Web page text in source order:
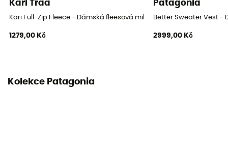
Kari Traa
Kari Full-Zip Fleece - Dámská fleesová mikina
1279,00 Kč
Patagonia
Better Sweater Vest -
2999,00 Kč
Kolekce Patagonia